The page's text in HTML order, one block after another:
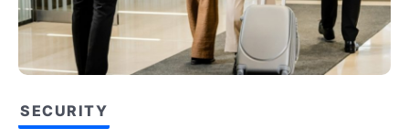
SECURITY